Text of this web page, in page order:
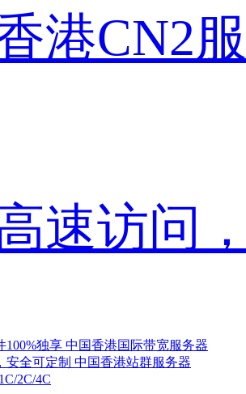
港CN2
速访问
100%独享 中国香港国际带宽服务器
安全可定制 中国香港站群服务器
2C/4C